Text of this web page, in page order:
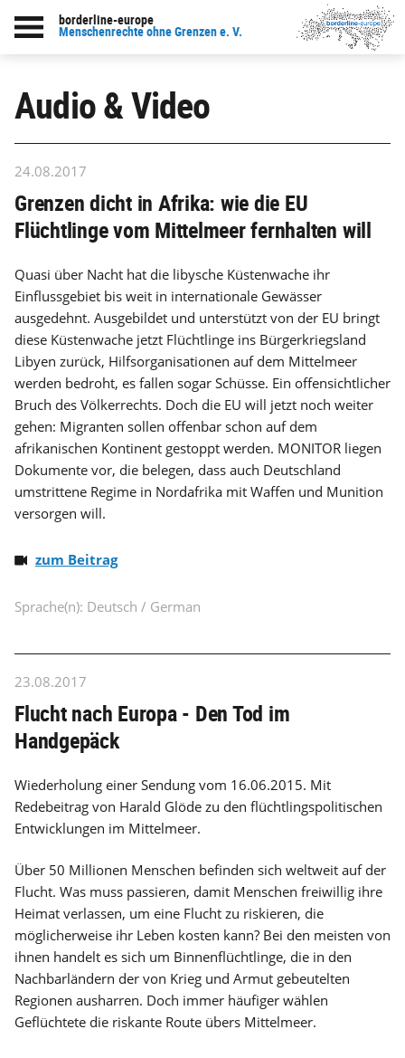
borderline-europe
Menschenrechte ohne Grenzen e. V.
Audio & Video
24.08.2017
Grenzen dicht in Afrika: wie die EU
Flüchtlinge vom Mittelmeer fernhalten will
Quasi über Nacht hat die libysche Küstenwache ihr
Einflussgebiet bis weit in internationale Gewässer
ausgedehnt. Ausgebildet und unterstützt von der EU bringt
diese Küstenwache jetzt Flüchtlinge ins Bürgerkriegsland
Libyen zurück, Hilfsorganisationen auf dem Mittelmeer
werden bedroht, es fallen sogar Schüsse. Ein offensichtlicher
Bruch des Völkerrechts. Doch die EU will jetzt noch weiter
gehen: Migranten sollen offenbar schon auf dem
afrikanischen Kontinent gestoppt werden. MONITOR liegen
Dokumente vor, die belegen, dass auch Deutschland
umstrittene Regime in Nordafrika mit Waffen und Munition
versorgen will.
zum Beitrag
Sprache(n): Deutsch / German
23.08.2017
Flucht nach Europa - Den Tod im
Handgepäck
Wiederholung einer Sendung vom 16.06.2015. Mit
Redebeitrag von Harald Glöde zu den flüchtlingspolitischen
Entwicklungen im Mittelmeer.
Über 50 Millionen Menschen befinden sich weltweit auf der
Flucht. Was muss passieren, damit Menschen freiwillig ihre
Heimat verlassen, um eine Flucht zu riskieren, die
möglicherweise ihr Leben kosten kann? Bei den meisten von
ihnen handelt es sich um Binnenflüchtlinge, die in den
Nachbarländern der von Krieg und Armut gebeutelten
Regionen ausharren. Doch immer häufiger wählen
Geflüchtete die riskante Route übers Mittelmeer.